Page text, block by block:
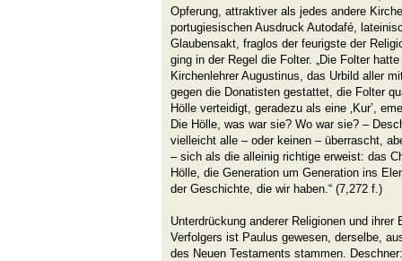
Opferung, attraktiver als jedes andere
portugiesischen Ausdruck Autodafé,
Glaubensakt, fraglos der feurigste der
ging in der Regel die Folter. „Die Folter
Kirchenlehrer Augustinus, das Urbild aller
gegen die Donatisten gestattet, die Folter
Hölle verteidigt, geradezu als eine ‚Kur’,
Die Hölle, was war sie? Wo war sie? –
vielleicht alle – oder keinen – überrascht,
– sich als die alleinig richtige erweist: das
Hölle, die Generation um Generation ins
der Geschichte, die wir haben.“ (7,272 f.)
Unterdrückung anderer Religionen und ihrer
Verfolgers ist Paulus gewesen, derselbe,
des Neuen Testaments stammen.